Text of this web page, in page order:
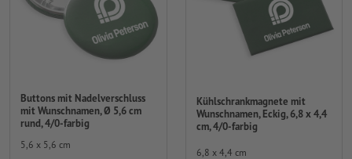
Buttons mit Nadelverschluss
mit Wunschnamen, Ø 5,6 cm
rund, 4/0-farbig
5,6 x 5,6 cm
Kühlschrankmagnete mit
Wunschnamen, Eckig, 6,8 x 4,4
cm, 4/0-farbig
6,8 x 4,4 cm